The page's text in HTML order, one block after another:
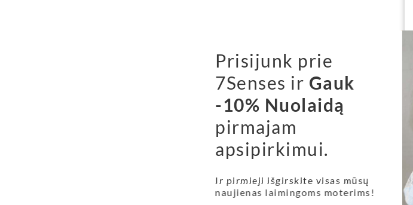
Prisijunk prie
7Senses ir Gauk
-10% Nuolaidą
pirmajam
apsipirkimui.
Ir pirmieji išgirskite visas mūsų
naujienas laimingoms moterims!